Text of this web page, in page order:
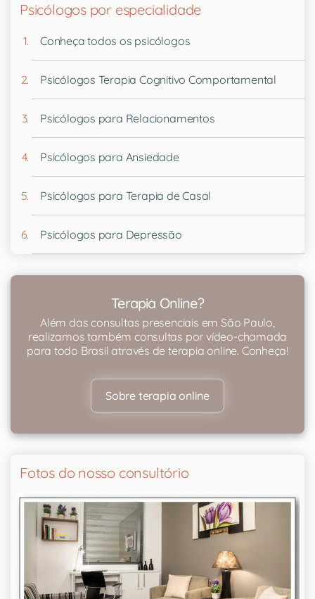
Psicólogos por especialidade
Conheça todos os psicólogos
Psicólogos Terapia Cognitivo Comportamental
Psicólogos para Relacionamentos
Psicólogos para Ansiedade
Psicólogos para Terapia de Casal
Psicólogos para Depressão
Terapia Online?
Além das consultas presenciais em São Paulo,
realizamos também consultas por vídeo-chamada
para todo Brasil através de terapia online. Conheça!
Sobre terapia online
Fotos do nosso consultório